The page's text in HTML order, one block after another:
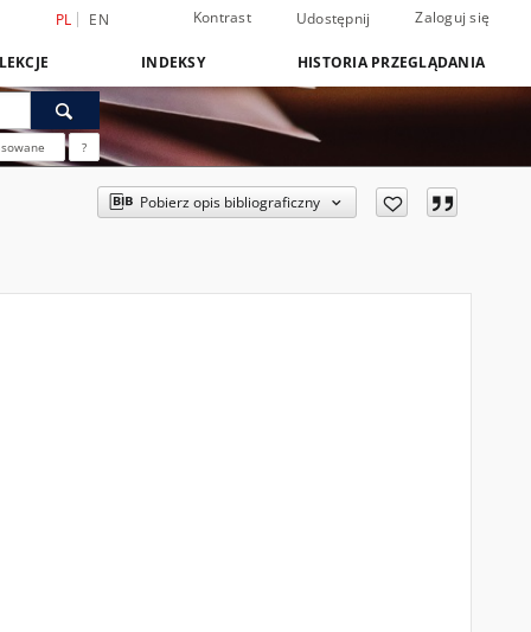
PL EN Kontrast Udostępnij Zaloguj się
INDEKSY HISTORIA PRZEGLĄDANIA
?
Pobierz opis bibliograficzny